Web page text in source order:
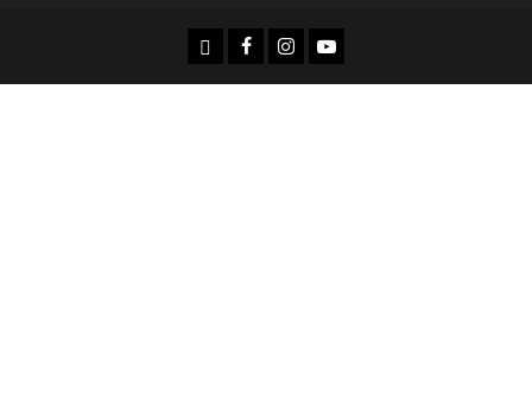
доwнлоад
Фацебоок
Инстаграм
Yоутубе